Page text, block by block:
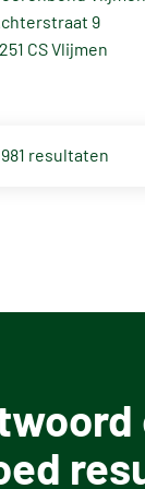
9
CS Vlijmen
resultaten